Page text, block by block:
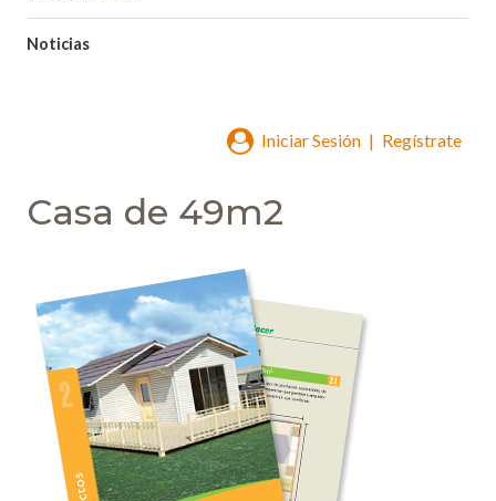
Noticias
Iniciar Sesión | Regístrate
Casa de 49m2